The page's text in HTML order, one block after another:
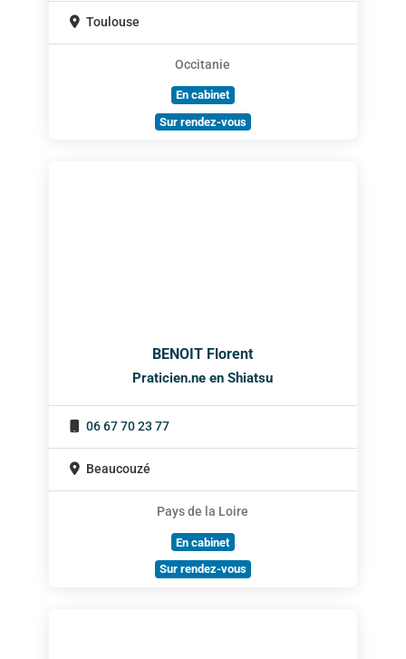
Toulouse
Occitanie
En cabinet
Sur rendez-vous
BENOIT Florent
Praticien.ne en Shiatsu
06 67 70 23 77
Beaucouzé
Pays de la Loire
En cabinet
Sur rendez-vous